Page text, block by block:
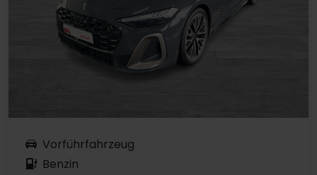
Vorführfahrzeug
Benzin